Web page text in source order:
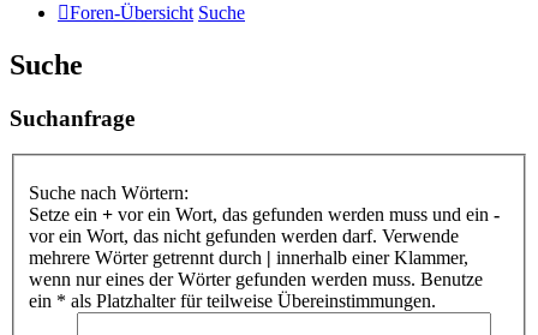
Foren-Übersicht Suche
Suche
Suchanfrage
Suche nach Wörtern:
Setze ein + vor ein Wort, das gefunden werden muss und ein -
vor ein Wort, das nicht gefunden werden darf. Verwende
mehrere Wörter getrennt durch | innerhalb einer Klammer,
wenn nur eines der Wörter gefunden werden muss. Benutze
ein * als Platzhalter für teilweise Übereinstimmungen.